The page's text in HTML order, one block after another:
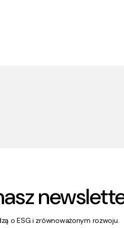
o ESG i zrównoważonym rozwoju.